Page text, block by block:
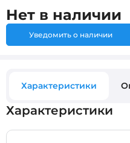
Нет в наличии
Уведомить о наличии
Характеристики
Характеристики